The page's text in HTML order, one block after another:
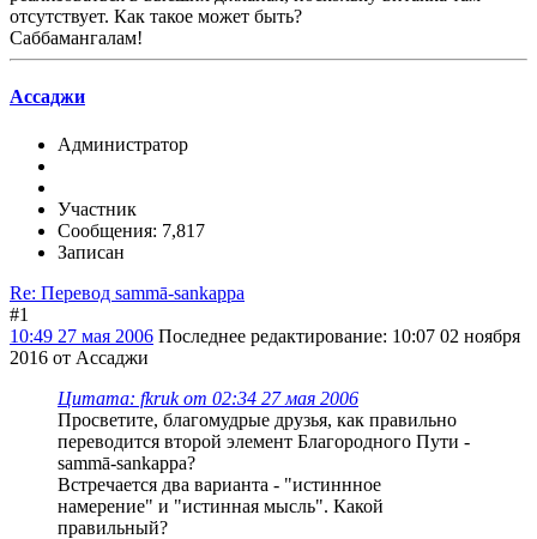
отсутствует. Как такое может быть?
Саббамангалам!
Ассаджи
Администратор
Участник
Сообщения: 7,817
Записан
Re: Перевод sammā-sankappa
#1
10:49 27 мая 2006 Последнее редактирование: 10:07 02 ноября
2016 от Ассаджи
Цитата: fkruk от 02:34 27 мая 2006
Просветите, благомудрые друзья, как правильно
переводится второй элемент Благородного Пути -
sammā-sankappa?
Встречается два варианта - "истиннное
намерение" и "истинная мысль". Какой
правильный?